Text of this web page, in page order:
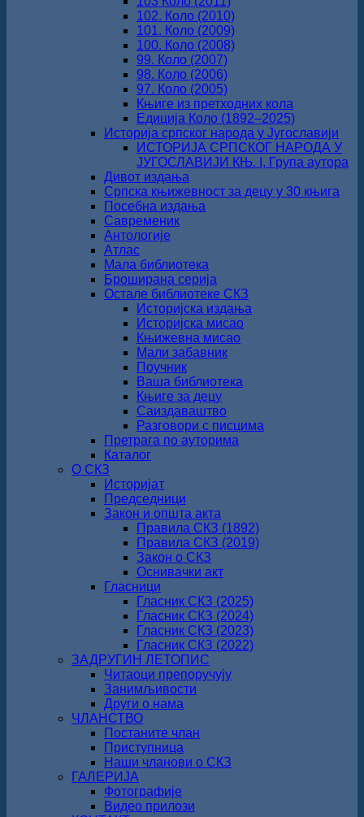
102. Коло (2010)
101. Коло (2009)
100. Коло (2008)
99. Коло (2007)
98. Коло (2006)
97. Коло (2005)
Књиге из претходних кола
Едиција Коло (1892‒2025)
Историја српског народа у Југославији
ИСТОРИЈА СРПСКОГ НАРОДА У
ЈУГОСЛАВИЈИ КЊ. I, Група аутора
Дивот издања
Српска књижевност за децу у 30 књига
Посебна издања
Савременик
Антологије
Атлас
Мала библиотека
Броширана серија
Остале библиотеке СКЗ
Историјска издања
Историјска мисао
Књижевна мисао
Мали забавник
Поучник
Ваша библиотека
Књиге за децу
Саиздаваштво
Разговори с писцима
Претрага по ауторима
Каталог
О СКЗ
Историјат
Председници
Закон и општа акта
Правила СКЗ (1892)
Правила СКЗ (2019)
Закон о СКЗ
Оснивачки акт
Гласници
Гласник СКЗ (2025)
Гласник СКЗ (2024)
Гласник СКЗ (2023)
Гласник СКЗ (2022)
ЗАДРУГИН ЛЕТОПИС
Читаоци препоручују
Занимљивости
Други о нама
ЧЛАНСТВО
Постаните члан
Приступница
Наши чланови о СКЗ
ГАЛЕРИЈА
Фотографије
Видео прилози